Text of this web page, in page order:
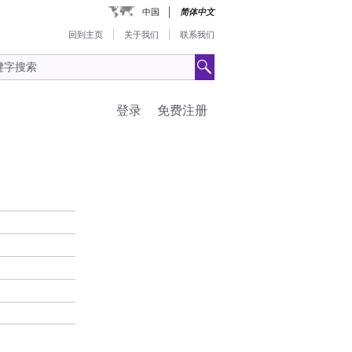
中国 简体中文
回到主页 关于我们 联系我们
免费注册
登录